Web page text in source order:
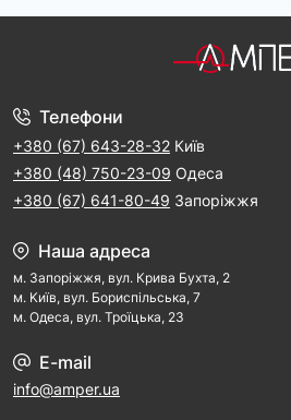
Телефони
+380 (67) 643-28-32 Київ
+380 (48) 750-23-09 Одеса
+380 (67) 641-80-49 Запоріжжя
Наша адреса
м. Запорiжжя, вул. Крива Бухта, 2
м. Kиїв, вул. Бориспільська, 7
м. Одеса, вул. Троїцька, 23
E-mail
info@amper.ua